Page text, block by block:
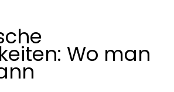
Wo man